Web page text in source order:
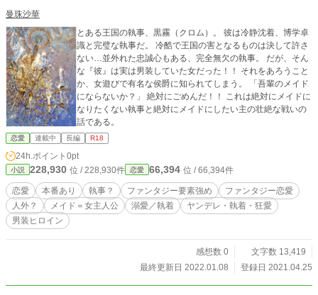
曼珠沙華
とある王国の執事、黒霧（クロム）。 彼は冷静沈着、博学卓
識と完璧な執事だ。 冷酷で王国の害となるものは決して許さ
ない…並外れた忠誠心もある、完全無欠の執事。 だが、そん
な『彼』は実は男装していた女だった！！ それをあろうこと
か、女遊びで有名な侯爵に知られてしまう。 「吾輩のメイド
にならないか？」 絶対にごめんだ！！ これは絶対にメイドに
なりたくない執事と絶対にメイドにしたい主の壮絶な戦いの
話である。
恋愛 連載中 長編 R18
24h.ポイント 0pt
小説 228,930 位 / 228,930件 恋愛 66,394 位 / 66,394件
恋愛 本番あり 執事？ ファンタジー要素強め
ファンタジー恋愛
人外？
メイド＝女主人公 溺愛／執着
ヤンデレ・執着・狂愛
男装ヒロイン
感想数 0
文字数 13,419
最終更新日 2022.01.08
登録日 2021.04.25